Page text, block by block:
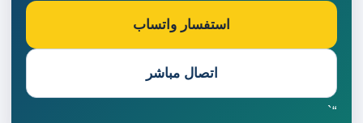
استفسار واتساب
اتصال مباشر
“`